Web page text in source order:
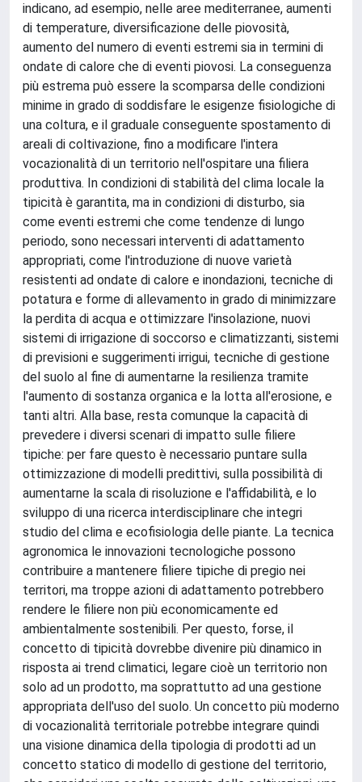
indicano, ad esempio, nelle aree mediterranee, aumenti
di temperature, diversificazione delle piovosità,
aumento del numero di eventi estremi sia in termini di
ondate di calore che di eventi piovosi. La conseguenza
più estrema può essere la scomparsa delle condizioni
minime in grado di soddisfare le esigenze fisiologiche di
una coltura, e il graduale conseguente spostamento di
areali di coltivazione, fino a modificare l'intera
vocazionalità di un territorio nell'ospitare una filiera
produttiva. In condizioni di stabilità del clima locale la
tipicità è garantita, ma in condizioni di disturbo, sia
come eventi estremi che come tendenze di lungo
periodo, sono necessari interventi di adattamento
appropriati, come l'introduzione di nuove varietà
resistenti ad ondate di calore e inondazioni, tecniche di
potatura e forme di allevamento in grado di minimizzare
la perdita di acqua e ottimizzare l'insolazione, nuovi
sistemi di irrigazione di soccorso e climatizzanti, sistemi
di previsioni e suggerimenti irrigui, tecniche di gestione
del suolo al fine di aumentarne la resilienza tramite
l'aumento di sostanza organica e la lotta all'erosione, e
tanti altri. Alla base, resta comunque la capacità di
prevedere i diversi scenari di impatto sulle filiere
tipiche: per fare questo è necessario puntare sulla
ottimizzazione di modelli predittivi, sulla possibilità di
aumentarne la scala di risoluzione e l'affidabilità, e lo
sviluppo di una ricerca interdisciplinare che integri
studio del clima e ecofisiologia delle piante. La tecnica
agronomica le innovazioni tecnologiche possono
contribuire a mantenere filiere tipiche di pregio nei
territori, ma troppe azioni di adattamento potrebbero
rendere le filiere non più economicamente ed
ambientalmente sostenibili. Per questo, forse, il
concetto di tipicità dovrebbe divenire più dinamico in
risposta ai trend climatici, legare cioè un territorio non
solo ad un prodotto, ma soprattutto ad una gestione
appropriata dell'uso del suolo. Un concetto più moderno
di vocazionalità territoriale potrebbe integrare quindi
una visione dinamica della tipologia di prodotti ad un
concetto statico di modello di gestione del territorio,